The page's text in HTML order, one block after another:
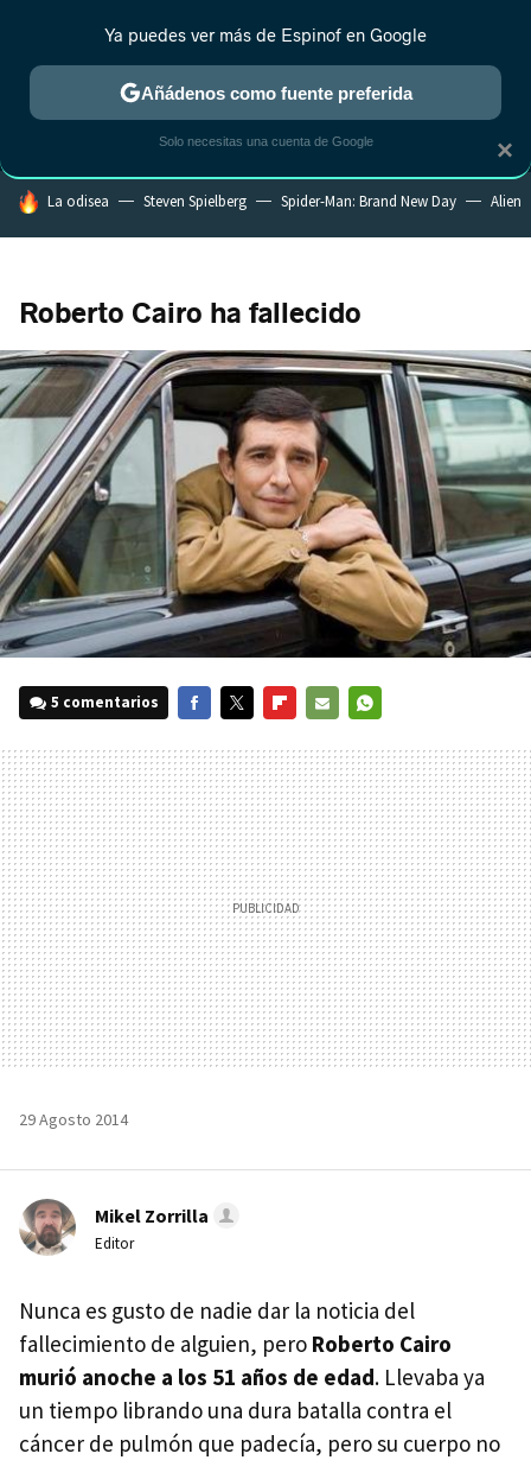
MENÚ NUEVO
ESTRENOS REALITY ANIME RANKINGS CINE
HOY SE HABLA DE
La odisea Steven Spielberg Spider-Man: Brand New Day Alien
Roberto Cairo ha fallecido
5 comentarios
MAIL
29 Agosto 2014
Mikel Zorrilla
Editor
Nunca es gusto de nadie dar la noticia del
fallecimiento de alguien, pero Roberto Cairo
murió anoche a los 51 años de edad. Llevaba ya
un tiempo librando una dura batalla contra el
cáncer de pulmón que padecía, pero su cuerpo no
×
Ya puedes ver más de Espinof en Google
Añádenos como fuente preferida
Solo necesitas una cuenta de Google